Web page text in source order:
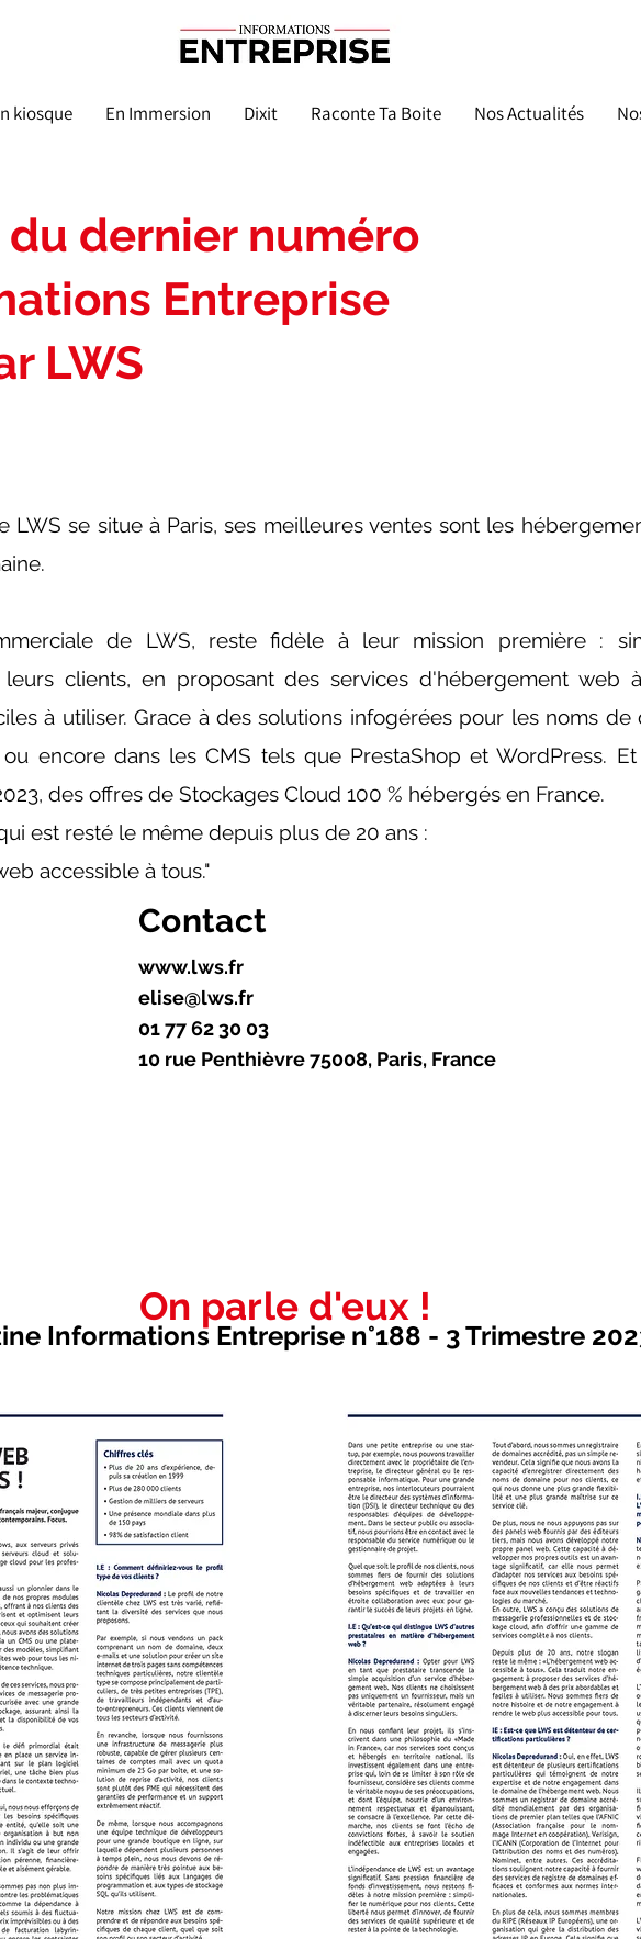
kiosque En Immersion Dixit Raconte Ta Boite Nos Actualités
du dernier numéro
Entreprise
LWS
LWS se situe à Paris, ses meilleures ventes sont les
de LWS, reste fidèle à leur mission première :
clients, en proposant des services d'hébergement web
à utiliser. Grace à des solutions infogérées pour les noms de
ou encore dans les CMS tels que PrestaShop et WordPress.
des offres de Stockages Cloud 100 % hébergés en France.
est resté le même depuis plus de 20 ans :
accessible à tous."
Contact
www.lws.fr
elise@lws.fr
01 77 62 30 03
10 rue Penthièvre 75008, Paris, France
On parle d'eux !
Informations Entreprise n°188 - 3 Trimestre